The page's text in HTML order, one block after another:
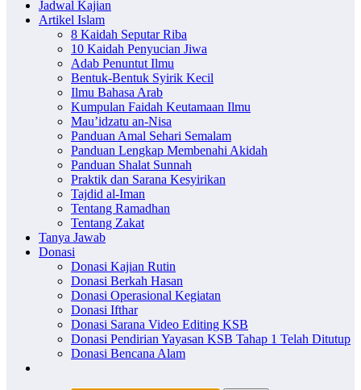
Jadwal Kajian
Artikel Islam
8 Kaidah Seputar Riba
10 Kaidah Penyucian Jiwa
Adab Penuntut Ilmu
Bentuk-Bentuk Syirik Kecil
Ilmu Bahasa Arab
Kumpulan Faidah Keutamaan Ilmu
Mau’idzatu an-Nisa
Panduan Amal Sehari Semalam
Panduan Lengkap Membenahi Akidah
Panduan Shalat Sunnah
Praktik dan Sarana Kesyirikan
Tajdid al-Iman
Tentang Ramadhan
Tentang Zakat
Tanya Jawab
Donasi
Donasi Kajian Rutin
Donasi Berkah Hasan
Donasi Operasional Kegiatan
Donasi Ifthar
Donasi Sarana Video Editing KSB
Donasi Pendirian Yayasan KSB Tahap 1 Telah Ditutup
Donasi Bencana Alam